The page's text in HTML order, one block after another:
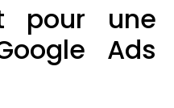
pour une
Ads